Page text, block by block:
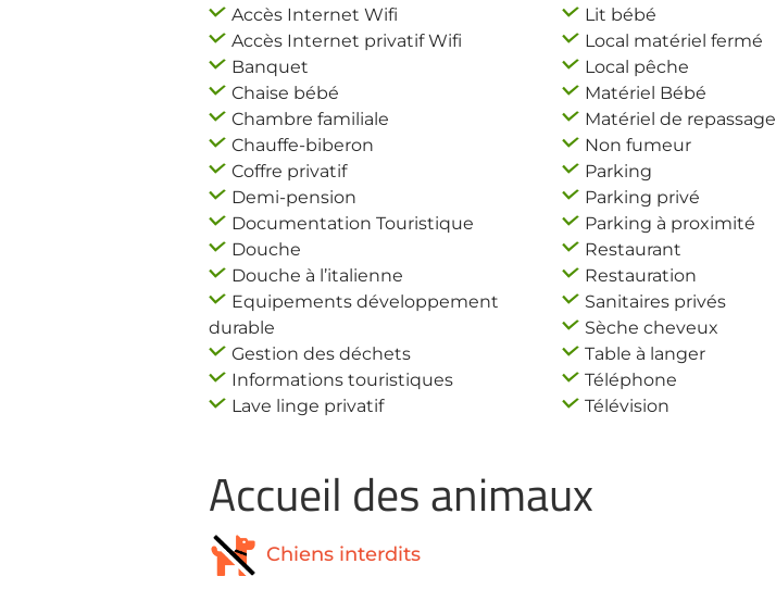
Accès Internet Wifi
Accès Internet privatif Wifi
Banquet
Chaise bébé
Chambre familiale
Chauffe-biberon
Coffre privatif
Demi-pension
Documentation Touristique
Douche
Douche à l’italienne
Equipements développement
durable
Gestion des déchets
Informations touristiques
Lave linge privatif
Lit bébé
Local matériel fermé
Local pêche
Matériel Bébé
Matériel de repassage
Non fumeur
Parking
Parking privé
Parking à proximité
Restaurant
Restauration
Sanitaires privés
Sèche cheveux
Table à langer
Téléphone
Télévision
Accueil des animaux
Chiens interdits